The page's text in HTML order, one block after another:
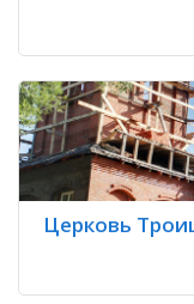
Церковь